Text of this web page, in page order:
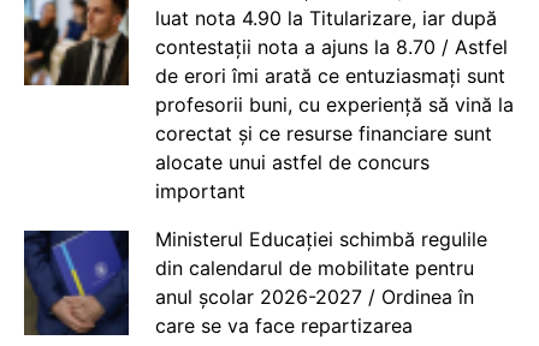
luat nota 4.90 la Titularizare, iar după
contestații nota a ajuns la 8.70 / Astfel
de erori îmi arată ce entuziasmați sunt
profesorii buni, cu experiență să vină la
corectat și ce resurse financiare sunt
alocate unui astfel de concurs
important
Ministerul Educației schimbă regulile
din calendarul de mobilitate pentru
anul școlar 2026-2027 / Ordinea în
care se va face repartizarea